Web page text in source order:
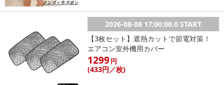
2026-08-08 17:00:00.0 START
【3枚セット】遮熱カットで節電対策！
エアコン室外機用カバー
1299円
(433円／枚)